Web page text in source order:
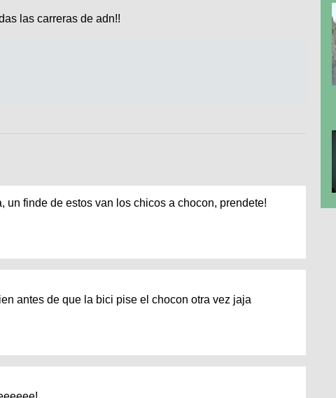
las carreras de adn!!
un finde de estos van los chicos a chocon, prendete!
antes de que la bici pise el chocon otra vez jaja